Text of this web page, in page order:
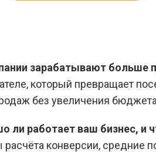
зарабатывают больше
который превращает
без увеличения
ли работает ваш бизнес, и
конверсии, средние